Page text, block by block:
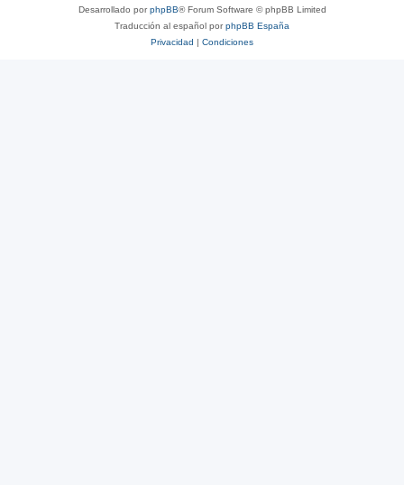
Desarrollado porphpBB® Forum Software © phpBB Limited
Traducción al español porphpBB España
Privacidad | Condiciones